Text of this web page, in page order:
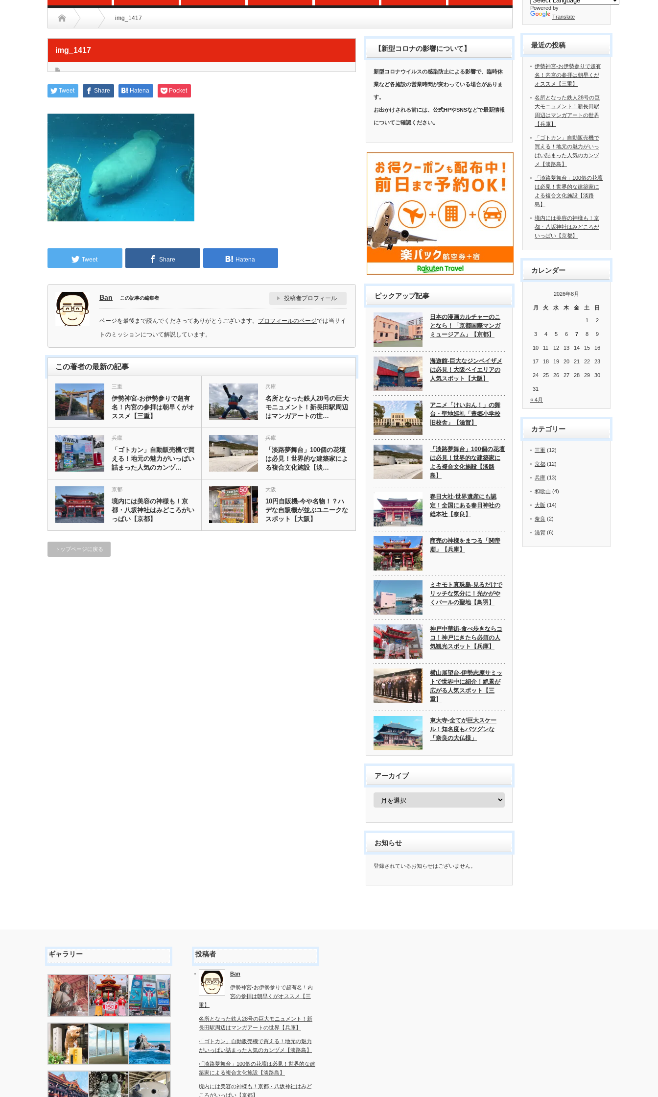
img_1417
img_1417
Tweet Share Hatena Pocket
Tweet Share Hatena
Ban この記事の編集者 投稿者プロフィール
ページを最後まで読んでくださってありがとうございます。 プロフィールのページでは当サイ
トのミッションについて解説しています。
この著者の最新の記事
三重
伊勢神宮-お伊勢参りで超有
名！内宮の参拝は朝早くがオ
ススメ【三重】
兵庫
名所となった鉄人28号の巨大
モニュメント！新長田駅周辺
はマンガアートの世…
兵庫
「ゴトカン」自動販売機で買
える！地元の魅力がいっぱい
詰まった人気のカンヅ…
兵庫
「淡路夢舞台」100個の花壇
は必見！世界的な建築家によ
る複合文化施設【淡…
京都
境内には美容の神様も！京
都・八坂神社はみどころがい
っぱい【京都】
大阪
10円自販機-今や名物！？ハ
デな自販機が並ぶユニークな
スポット【大阪】
トップページに戻る
【新型コロナの影響について】
新型コロナウイルスの感染防止による影響で、臨時休
業など各施設の営業時間が変わっている場合がありま
す。
お出かけされる前には、公式HPやSNSなどで最新情報
についてご確認ください。
ピックアップ記事
日本の漫画カルチャーのこ
となら！「京都国際マンガ
ミュージアム」【京都】
海遊館-巨大なジンベイザメ
は必見！大阪ベイエリアの
人気スポット【大阪】
アニメ「けいおん！」の舞
台・聖地巡礼「豊郷小学校
旧校舎」【滋賀】
「淡路夢舞台」100個の花壇
は必見！世界的な建築家に
よる複合文化施設【淡路
島】
春日大社-世界遺産にも認
定！全国にある春日神社の
総本社【奈良】
商売の神様をまつる「関帝
廟」【兵庫】
ミキモト真珠島-見るだけで
リッチな気分に！光かがや
くパールの聖地【鳥羽】
神戸中華街-食べ歩きならコ
コ！神戸にきたら必須の人
気観光スポット【兵庫】
横山展望台-伊勢志摩サミッ
トで世界中に紹介！絶景が
広がる人気スポット【三
重】
東大寺-全てが巨大スケー
ル！知名度もバツグンな
「奈良の大仏様」
アーカイブ
ア
ブ
お知らせ
登録されているお知らせはございません。
Powered by
Translate
最近の投稿
伊勢神宮-お伊勢参りで超有
名！内宮の参拝は朝早くが
オススメ【三重】
名所となった鉄人28号の巨
大モニュメント！新長田駅
周辺はマンガアートの世界
【兵庫】
「ゴトカン」自動販売機で
買える！地元の魅力がいっ
ぱい詰まった人気のカンヅ
メ【淡路島】
「淡路夢舞台」100個の花壇
は必見！世界的な建築家に
よる複合文化施設【淡路
島】
境内には美容の神様も！京
都・八坂神社はみどころが
いっぱい【京都】
カレンダー
2026年8月
月 火 水 木 金 土 日
1 2
3 4 5 6 7 8 9
10 11 12 13 14 15 16
17 18 19 20 21 22 23
24 25 26 27 28 29 30
31
« 4月
カテゴリー
三重 (12)
京都 (12)
兵庫 (13)
和歌山 (4)
大阪 (14)
奈良 (2)
滋賀 (6)
ギャラリー 投稿者
Ban
伊勢神宮-お伊勢参りで超有名！内
宮の参拝は朝早くがオススメ【三
重】
名所となった鉄人28号の巨大モニュメント！新
長田駅周辺はマンガアートの世界【兵庫】
「ゴトカン」自動販売機で買える！地元の魅力
がいっぱい詰まった人気のカンヅメ【淡路島】
「淡路夢舞台」100個の花壇は必見！世界的な建
築家による複合文化施設【淡路島】
境内には美容の神様も！京都・八坂神社はみど
ころがいっぱい【京都】